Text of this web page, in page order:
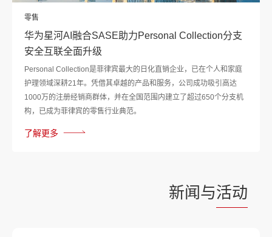
零售
华为星河AI融合SASE助力Personal Collection分支
安全互联全面升级
Personal Collection是菲律宾最大的日化直销企业，已在个人和家庭
护理领域深耕21年。凭借其卓越的产品和服务，公司成功吸引高达
1000万的注册经销商群体，并在全国范围内建立了超过650个分支机
构，已成为菲律宾的零售行业典范。
了解更多
新闻与活动